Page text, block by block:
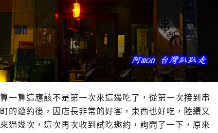
算一算這應該不是第一次來這邊吃了，從第一次接到串
町的邀約後，因店長非常的好客，東西也好吃，陸續又
來過幾次，這次再次收到試吃邀約，詢問了一下，原來